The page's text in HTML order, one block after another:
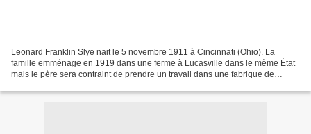
Leonard Franklin Slye nait le 5 novembre 1911 à Cincinnati (Ohio). La
famille emménage en 1919 dans une ferme à Lucasville dans le même État
mais le père sera contraint de prendre un travail dans une fabrique de